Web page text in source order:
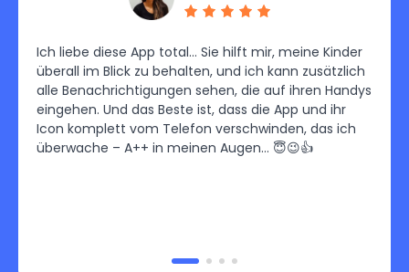
Ich liebe diese App total… Sie hilft mir, meine Kinder
überall im Blick zu behalten, und ich kann zusätzlich
alle Benachrichtigungen sehen, die auf ihren Handys
eingehen. Und das Beste ist, dass die App und ihr
Icon komplett vom Telefon verschwinden, das ich
überwache – A++ in meinen Augen… 😇😉👍